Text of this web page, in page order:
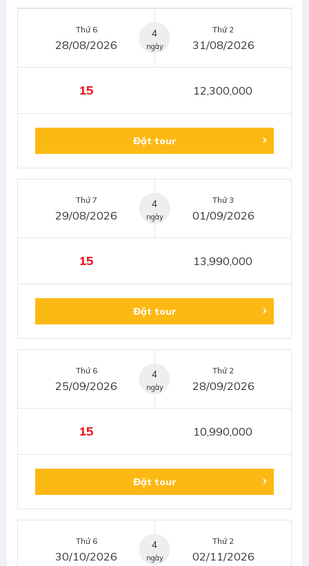
4
ngày
Thứ 6
28/08/2026
Thứ 2
31/08/2026
15 12,300,000
Đặt tour
4
ngày
Thứ 7
29/08/2026
Thứ 3
01/09/2026
15 13,990,000
Đặt tour
4
ngày
Thứ 6
25/09/2026
Thứ 2
28/09/2026
15 10,990,000
Đặt tour
4
ngày
Thứ 6
30/10/2026
Thứ 2
02/11/2026